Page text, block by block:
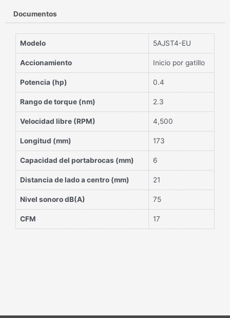
Documentos
Modelo 5AJST4-EU
Accionamiento Inicio por gatillo
Potencia (hp) 0.4
Rango de torque (nm) 2.3
Velocidad libre (RPM) 4,500
Longitud (mm) 173
Capacidad del portabrocas (mm) 6
Distancia de lado a centro (mm) 21
Nivel sonoro dB(A) 75
CFM 17